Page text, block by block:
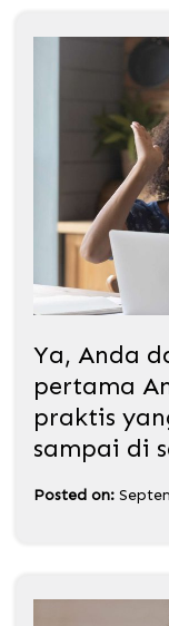
Ya, Anda
pertama
praktis
sampai di
Posted on: